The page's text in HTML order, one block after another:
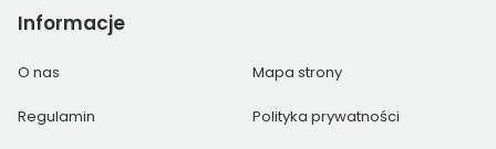
Informacje
O nas Mapa strony
Regulamin Polityka prywatności